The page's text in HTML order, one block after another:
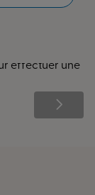
effectuer une